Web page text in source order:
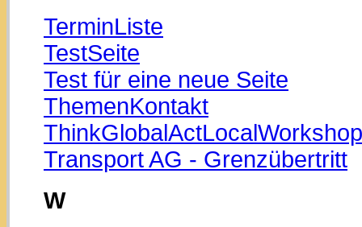
TerminListe
TestSeite
Test für eine neue Seite
ThemenKontakt
ThinkGlobalActLocalWorkshop
Transport AG - Grenzübertritt
W